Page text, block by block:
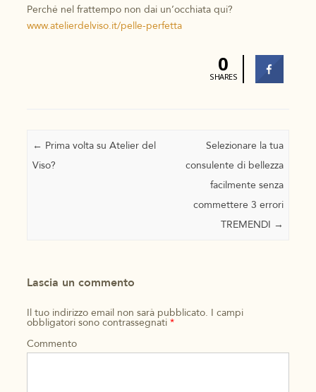
Perché nel frattempo non dai un’occhiata qui?
www.atelierdelviso.it/pelle-perfetta
0
SHARES
Navigazione articolo
← Prima volta su Atelier del
Viso?
Selezionare la tua
consulente di bellezza
facilmente senza
commettere 3 errori
TREMENDI →
Lascia un commento
Il tuo indirizzo email non sarà pubblicato. I campi
obbligatori sono contrassegnati *
Commento